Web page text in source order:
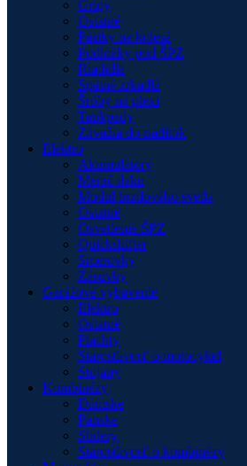
Gripy
Ostatné
Pásiky na kolesá
Podložky pod ŠPZ
Riadidlá
Spätné zrkadlá
Šróby na plexi
Tankpady
Závažia do riaditok
Elektro
Akumulátory
Merač tlaku
Modul brzdového svetla
Ostatné
Osvetlenie ŠPZ
Quickshifter
Smerovky
Zásuvky
Garážové vybavenie
Elektro
Ostatné
Plachty
Starostlivosť o motocykel
Stojany
Kombinézy
Dámske
Pánske
Slidery
Starostlivosť o kombinézy